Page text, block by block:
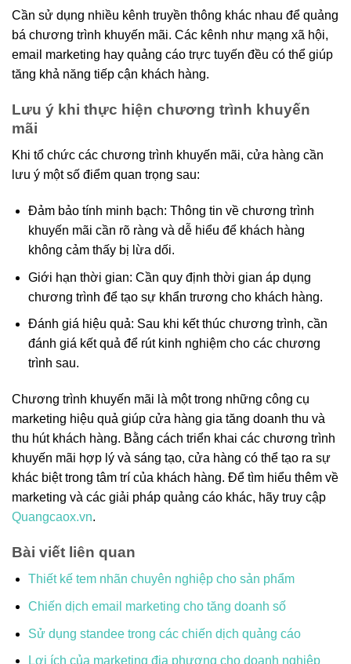
Cần sử dụng nhiều kênh truyền thông khác nhau để quảng
bá chương trình khuyến mãi. Các kênh như mạng xã hội,
email marketing hay quảng cáo trực tuyến đều có thể giúp
tăng khả năng tiếp cận khách hàng.
Lưu ý khi thực hiện chương trình khuyến
mãi
Khi tổ chức các chương trình khuyến mãi, cửa hàng cần
lưu ý một số điểm quan trọng sau:
Đảm bảo tính minh bạch: Thông tin về chương trình
khuyến mãi cần rõ ràng và dễ hiểu để khách hàng
không cảm thấy bị lừa dối.
Giới hạn thời gian: Cần quy định thời gian áp dụng
chương trình để tạo sự khẩn trương cho khách hàng.
Đánh giá hiệu quả: Sau khi kết thúc chương trình, cần
đánh giá kết quả để rút kinh nghiệm cho các chương
trình sau.
Chương trình khuyến mãi là một trong những công cụ
marketing hiệu quả giúp cửa hàng gia tăng doanh thu và
thu hút khách hàng. Bằng cách triển khai các chương trình
khuyến mãi hợp lý và sáng tạo, cửa hàng có thể tạo ra sự
khác biệt trong tâm trí của khách hàng. Để tìm hiểu thêm về
marketing và các giải pháp quảng cáo khác, hãy truy cập
Quangcaox.vn.
Bài viết liên quan
Thiết kế tem nhãn chuyên nghiệp cho sản phẩm
Chiến dịch email marketing cho tăng doanh số
Sử dụng standee trong các chiến dịch quảng cáo
Lợi ích của marketing địa phương cho doanh nghiệp